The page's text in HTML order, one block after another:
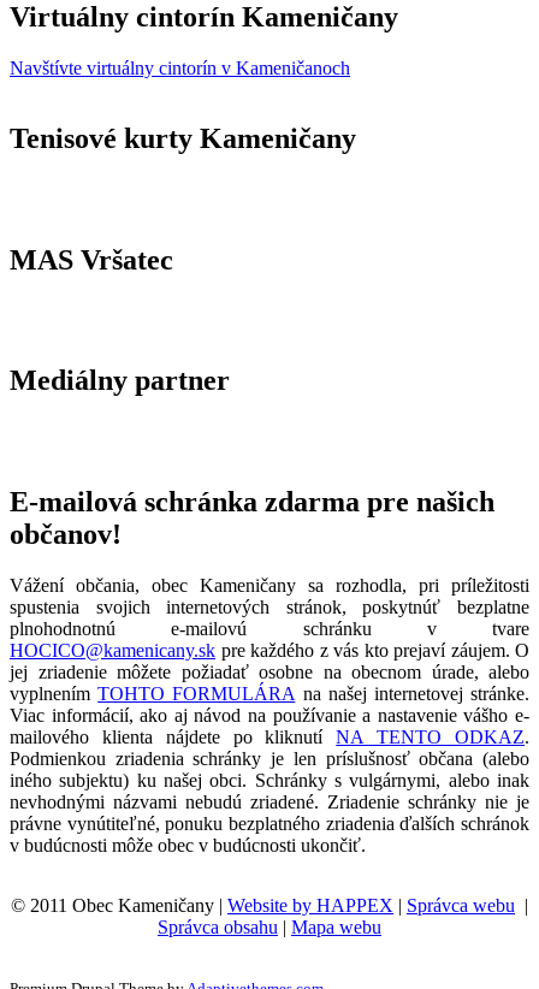
Virtuálny cintorín Kameničany
Navštívte virtuálny cintorín v Kameničanoch
Tenisové kurty Kameničany
MAS Vršatec
Mediálny partner
E-mailová schránka zdarma pre našich
občanov!
Vážení občania, obec Kameničany sa rozhodla, pri príležitosti
spustenia svojich internetových stránok, poskytnúť bezplatne
plnohodnotnú e-mailovú schránku v tvare
HOCICO@kamenicany.sk pre každého z vás kto prejaví záujem. O
jej zriadenie môžete požiadať osobne na obecnom úrade, alebo
vyplnenímTOHTO FORMULÁRA na našej internetovej stránke.
Viac informácií, ako aj návod na používanie a nastavenie vášho e-
mailového klienta nájdete po kliknutíNA TENTO ODKAZ.
Podmienkou zriadenia schránky je len príslušnosť občana (alebo
iného subjektu) ku našej obci. Schránky s vulgárnymi, alebo inak
nevhodnými názvami nebudú zriadené. Zriadenie schránky nie je
právne vynútiteľné, ponuku bezplatného zriadenia ďalších schránok
v budúcnosti môže obec v budúcnosti ukončiť.
© 2011 Obec Kameničany | Website by HAPPEX | Správca webu |
Správca obsahu | Mapa webu